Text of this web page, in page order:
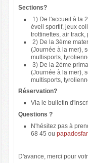
Sections?
1) De l'accueil à la
éveil sportif, jeux
trottinettes, air
2) De la 3ème
(Journée à la mer),
multisports,
3) De la 2ème
(Journée à la mer),
multisports,
Réservation?
Via le bulletin
Questions ?
N'hésitez pas à
68 45 ou
D'avance, merci pour